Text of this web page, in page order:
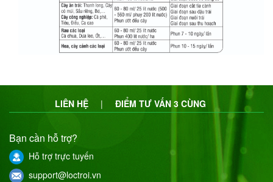
LIÊN HỆ | ĐIỂM TƯ VẤN 3 CÙNG
Bạn cần hỗ trợ?
Hỗ trợ trực tuyến
support@loctroi.vn